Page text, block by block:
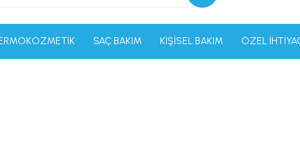
SAÇ BAKIM KİŞİSEL BAKIM ÖZEL